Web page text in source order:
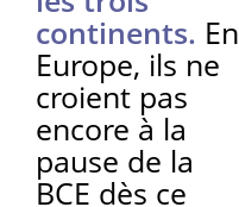
continents. En
Europe, ils ne
croient pas
encore à la
pause de la
BCE dès ce